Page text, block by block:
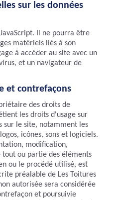
sur les données
Il ne pourra être
matériels liés à son
à accéder au site avec un
et un navigateur de
et contrefaçons
des droits de
les droits d'usage sur
sur le site, notamment les
icônes, sons et logiciels.
modification,
ou partie des éléments
ou le procédé utilisé, est
préalable de Les Toitures
autorisée sera considérée
et poursuivie